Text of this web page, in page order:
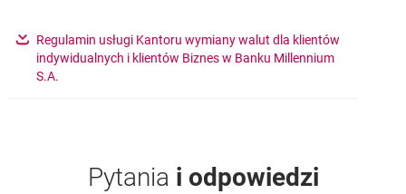
???link.opens.in.new.window???
Regulamin usługi Kantoru wymiany walut dla klientów
indywidualnych i klientów Biznes w Banku Millennium
S.A.
Pytania i odpowiedzi